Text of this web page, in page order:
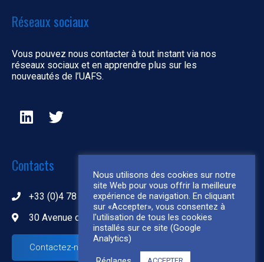
Réseaux sociaux
Vous pouvez nous contacter à tout instant via nos
réseaux sociaux et en apprendre plus sur les
nouveautés de l’UAFS.
Contacts
+33 (0)4 78 80 09 72
30 Avenue des Avoraux 69250 Albigny-sur-Saône
Contactez-nous
Nous utilisons des cookies sur notre
site Web pour vous offrir la meilleure
expérience de navigation. En cliquant
sur «Accepter», vous consentez à
l'utilisation de tous les cookies
installés sur ce site (Google
Analytics)